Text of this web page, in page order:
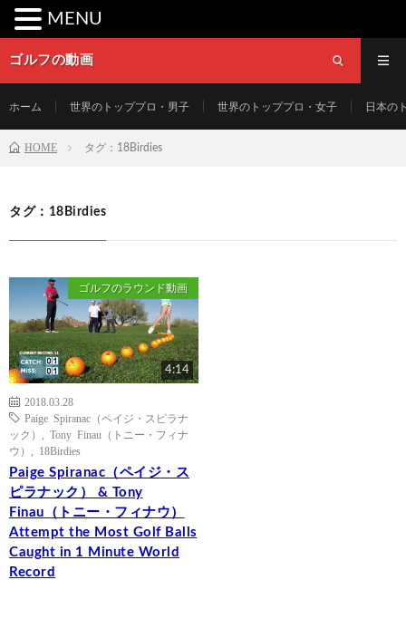
ゴルフの動画
ホーム 世界のトッププロ・男子 世界のトッププロ・女子 日本の
HOME タグ：18Birdies
タグ：18Birdies
ゴルフのラウンド動画
4:14
2018.03.28
Paige Spiranac（ペイジ・スピラナ
ック）
Tony Finau（トニー・フィナ
ウ）
18Birdies
Paige Spiranac（ペイジ・ス
ピラナック） & Tony
Finau（トニー・フィナウ）
Attempt the Most Golf Balls
Caught in 1 Minute World
Record
MENU